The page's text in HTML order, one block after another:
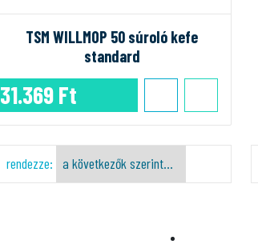
TSM WILLMOP 50 súroló kefe
standard
31.369 Ft
rendezze: